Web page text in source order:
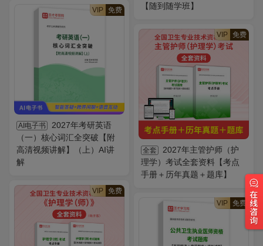
【随到随学班】
VIP 免费
AI电子书
2027年考研英语
（一）核心词汇全突破【附
高清视频讲解】（上）AI讲
解
VIP 免费
全套
2027年主管护师（护
理学）考试全套资料【考点
手册＋历年真题＋题库】
VIP 免费
VIP 免费